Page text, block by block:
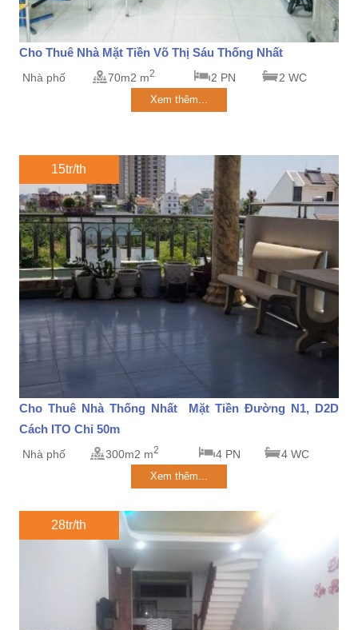
Cho Thuê Nhà Mặt Tiền Võ Thị Sáu Thống Nhất
Nhà phố 70m2 m2 2 PN 2 WC
Xem thêm...
15tr/th
Cho Thuê Nhà Thống Nhất Mặt Tiền Đường N1, D2D
Cách ITO Chỉ 50m
Nhà phố 300m2 m2 4 PN 4 WC
Xem thêm...
28tr/th